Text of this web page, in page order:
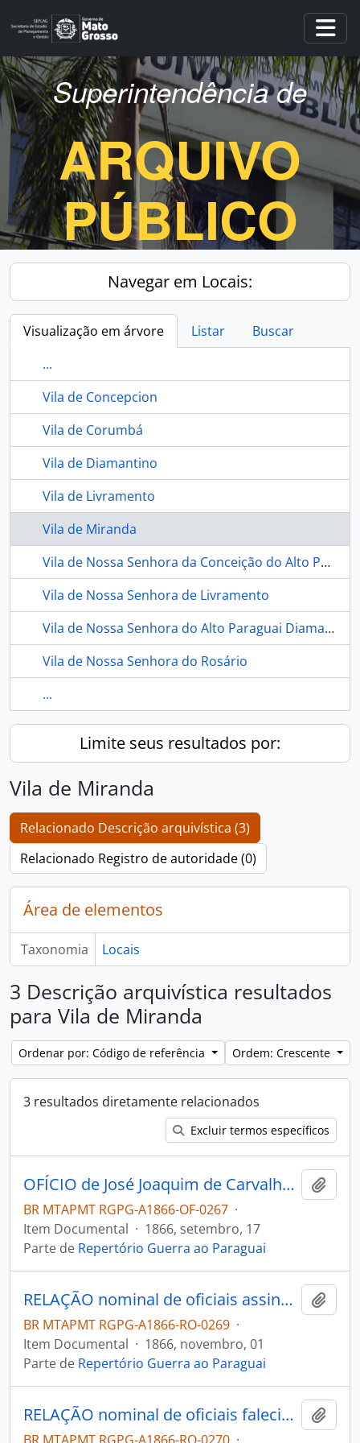
Skip to main content
Superintendência de
ARQUIVO
PÚBLICO
Navegar em Locais:
Visualização em árvore Listar
Buscar
...
Vila de Concepcion
Vila de Corumbá
Vila de Diamantino
Vila de Livramento
Vila de Miranda
Vila de Nossa Senhora da Conceição do Alto Paraguai e Diamantino
Vila de Nossa Senhora de Livramento
Vila de Nossa Senhora do Alto Paraguai Diamantino
Vila de Nossa Senhora do Rosário
...
Limite seus resultados por:
Vila de Miranda
Relacionado Descrição arquivística (3)
Relacionado Registro de autoridade (0)
Área de elementos
Taxonomia Locais
3 Descrição arquivística resultados
para Vila de Miranda
Ordenar por: Código de referência Ordem: Crescente
3 resultados diretamente relacionados
Excluir termos específicos
OFÍCIO de José Joaquim de Carvalho ao Presidente da Província Albano de Sousa Osorio.
BR MTAPMT RGPG-A1866-OF-0267 ·
Item Documental · 1866, setembro, 17
Parte de Repertório Guerra ao Paraguai
RELAÇÃO nominal de oficiais assinada pelo Capitão [Comandante] Luis Martins de Carvalho.
BR MTAPMT RGPG-A1866-RO-0269 ·
Item Documental · 1866, novembro, 01
Parte de Repertório Guerra ao Paraguai
RELAÇÃO nominal de oficiais falecidos assinada pelo Tenente Coronel Deputado [...] José de Miranda dos [Santos] Reis.